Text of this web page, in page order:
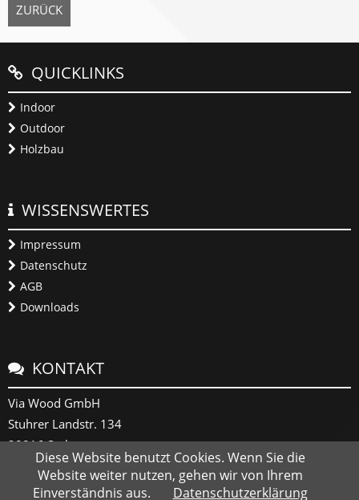
ZURÜCK
QUICKLINKS
Indoor
Outdoor
Holzbau
WISSENSWERTES
Impressum
Datenschutz
AGB
Downloads
KONTAKT
Via Wood GmbH
Stuhrer Landstr. 134
28816 Stuhr
+49 (0) 421 878 965 0
Diese Website benutzt Cookies. Wenn Sie die
Website weiter nutzen, gehen wir von Ihrem
Einverständnis aus.
Datenschutzerklärung